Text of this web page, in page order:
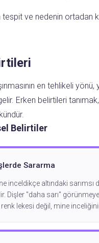
tespit ve nedenin ortadan
en tehlikeli
Erken belirtileri
Belirtiler
Sararma
inceldikçe altındaki sarımsı
Dişler "daha sarı"
renk lekesi değil, mine